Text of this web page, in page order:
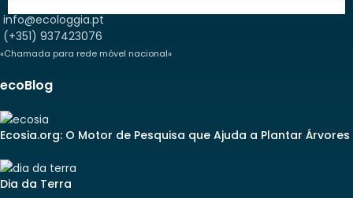
info@ecologgia.pt
(+351) 937423076
«Chamada para rede móvel nacional»
ecoBlog
Ecosia.org: O Motor de Pesquisa que Ajuda a Plantar Árvores
Dia da Terra